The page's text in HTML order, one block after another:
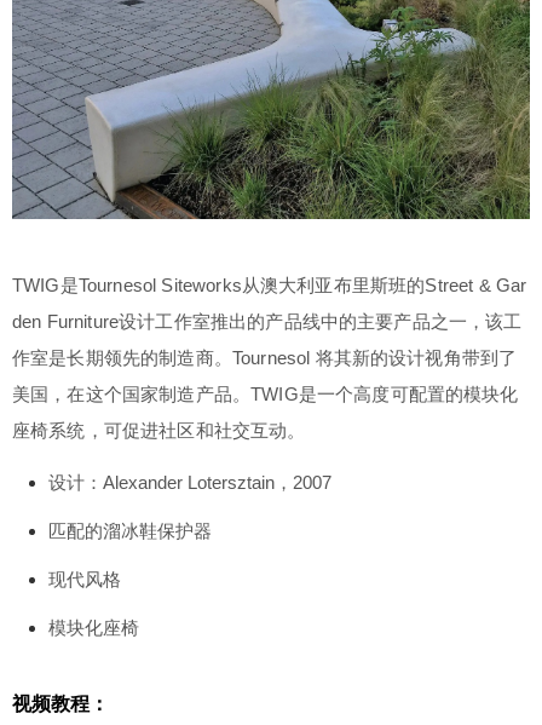
TWIG是Tournesol Siteworks从澳大利亚布里斯班的Street & Gar
den Furniture设计工作室推出的产品线中的主要产品之一，该工
作室是长期领先的制造商。Tournesol 将其新的设计视角带到了
美国，在这个国家制造产品。TWIG是一个高度可配置的模块化
座椅系统，可促进社区和社交互动。
设计：Alexander Lotersztain，2007
匹配的溜冰鞋保护器
现代风格
模块化座椅
视频教程：
SketchUp草图大师SU创建接到设施T
WIG Design 公共长凳-SU建模教程
TWIG是Tournesol Siteworks从澳大利亚布里斯班的
Street & Garden Furniture设计工作室推出的产品线
个国家制造产品。TWIG是一个高度可配置的模块化
座椅系统，可促进社区和社交互动。 设计：Alexan
der Lotersztain，2007 匹配的溜冰鞋保护器 现代风
格 模块化座椅 视频教程： 本视频用到的插件下载
（全员免费）：https://www.sketchupvray.com/228
846.html 教程下载： 本视频少校录制了完整的语言
讲解教程，需要您先登录本站，然后在下方下
p成员可以下载全站哦）！ 视频不加密，永久观
下用户组阅读此隐藏内容 请先登录 登录立刻注册
您的用户组： 注：注册网站新帐号，默认是300积
是如果您将149元用于购买本站 VIP会员，可以得到